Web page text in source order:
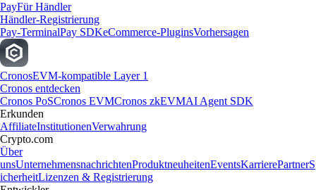
PayFür Händler
Händler-Registrierung
Pay-TerminalPay SDKeCommerce-PluginsVorhersagen
CronosEVM-kompatible Layer 1
Cronos entdecken
Cronos PoSCronos EVMCronos zkEVMAI Agent SDK
Erkunden
AffiliateInstitutionenVerwahrung
Crypto.com
Über
unsUnternehmensnachrichtenProduktneuheitenEventsKarrierePartnerS
icherheitLizenzen & Registrierung